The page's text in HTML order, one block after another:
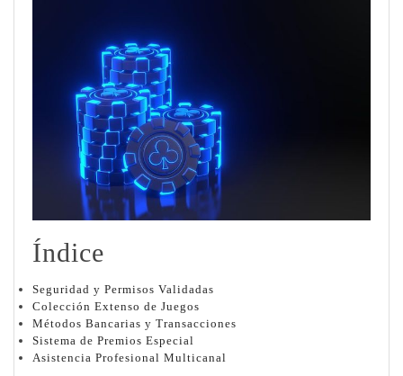
Índice
Seguridad y Permisos Validadas
Colección Extenso de Juegos
Métodos Bancarias y Transacciones
Sistema de Premios Especial
Asistencia Profesional Multicanal